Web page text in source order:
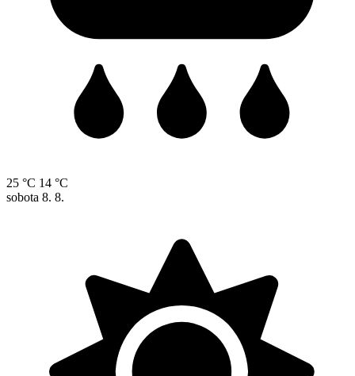
25 °C 14 °C
sobota 8. 8.